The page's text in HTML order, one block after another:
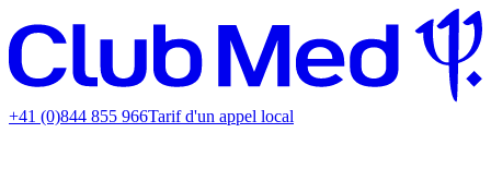
+41 (0)844 855 966Tarif d'un appel local